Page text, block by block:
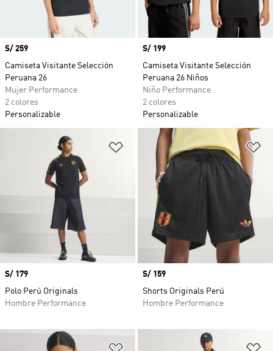
Precio
S/ 259
Camiseta Visitante Selección
Peruana 26
Mujer Performance
2 colores
Personalizable
Precio
S/ 199
Camiseta Visitante Selección
Peruana 26 Niños
Niño Performance
2 colores
Personalizable
Añadir a la lista de deseos
Precio
S/ 179
Polo Perú Originals
Hombre Performance
Precio
S/ 159
Shorts Originals Perú
Hombre Performance
Añadir a la lista de deseos